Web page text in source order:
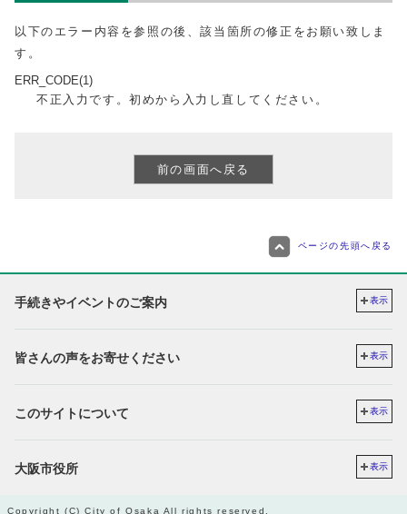
以下のエラー内容を参照の後、該当箇所の修正をお願い致しま
す。
ERR_CODE(1)
不正入力です。初めから入力し直してください。
ページの先頭へ戻る
手続きやイベントのご案内 表示
皆さんの声をお寄せください 表示
このサイトについて 表示
大阪市役所 表示
Copyright (C) City of Osaka All rights reserved.